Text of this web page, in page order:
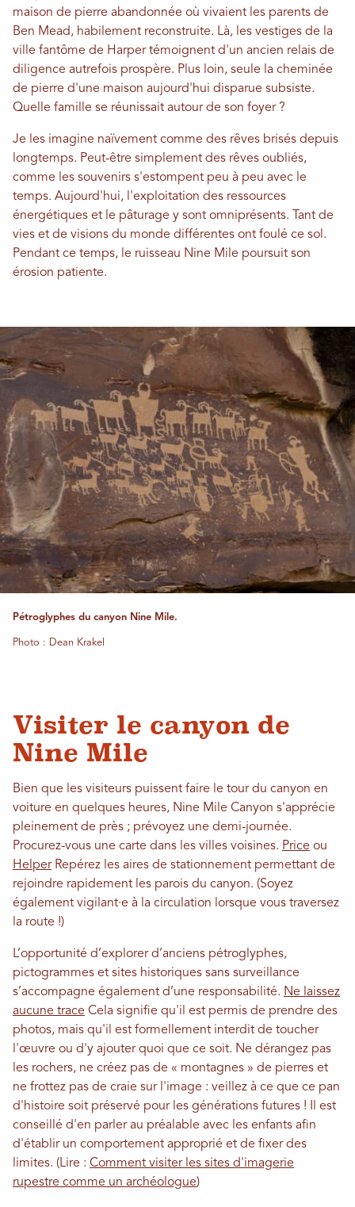
maison de pierre abandonnée où vivaient les parents de
Ben Mead, habilement reconstruite. Là, les vestiges de la
ville fantôme de Harper témoignent d'un ancien relais de
diligence autrefois prospère. Plus loin, seule la cheminée
de pierre d'une maison aujourd'hui disparue subsiste.
Quelle famille se réunissait autour de son foyer ?
Je les imagine naïvement comme des rêves brisés depuis
longtemps. Peut-être simplement des rêves oubliés,
comme les souvenirs s'estompent peu à peu avec le
temps. Aujourd'hui, l'exploitation des ressources
énergétiques et le pâturage y sont omniprésents. Tant de
vies et de visions du monde différentes ont foulé ce sol.
Pendant ce temps, le ruisseau Nine Mile poursuit son
érosion patiente.
Pétroglyphes du canyon Nine Mile.
Photo : Dean Krakel
Visiter le canyon de
Nine Mile
Bien que les visiteurs puissent faire le tour du canyon en
voiture en quelques heures, Nine Mile Canyon s'apprécie
pleinement de près ; prévoyez une demi-journée.
Procurez-vous une carte dans les villes voisines. Price ou
HelperRepérez les aires de stationnement permettant de
rejoindre rapidement les parois du canyon. (Soyez
également vigilant·e à la circulation lorsque vous traversez
la route !)
L’opportunité d’explorer d’anciens pétroglyphes,
pictogrammes et sites historiques sans surveillance
s’accompagne également d’une responsabilité. Ne laissez
aucune trace Cela signifie qu'il est permis de prendre des
photos, mais qu'il est formellement interdit de toucher
l'œuvre ou d'y ajouter quoi que ce soit. Ne dérangez pas
les rochers, ne créez pas de « montagnes » de pierres et
ne frottez pas de craie sur l'image : veillez à ce que ce pan
d'histoire soit préservé pour les générations futures ! Il est
conseillé d'en parler au préalable avec les enfants afin
d'établir un comportement approprié et de fixer des
limites. (Lire : Comment visiter les sites d'imagerie
rupestre comme un archéologue)